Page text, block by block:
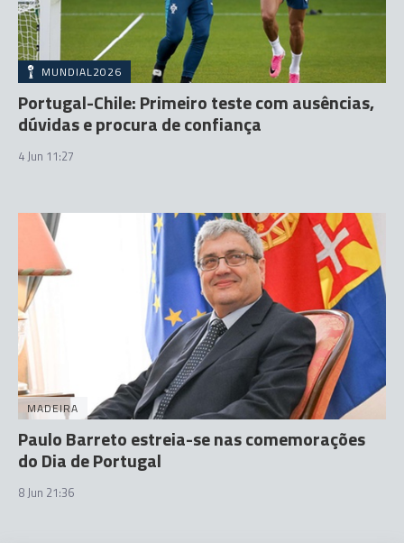
MUNDIAL2026
Portugal-Chile: Primeiro teste com ausências,
dúvidas e procura de confiança
4 Jun 11:27
MADEIRA
Paulo Barreto estreia-se nas comemorações
do Dia de Portugal
8 Jun 21:36